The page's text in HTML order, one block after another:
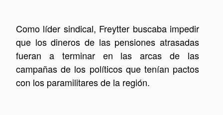
Como líder sindical, Freytter buscaba impedir
que los dineros de las pensiones atrasadas
fueran a terminar en las arcas de las
campañas de los políticos que tenían pactos
con los paramilitares de la región.